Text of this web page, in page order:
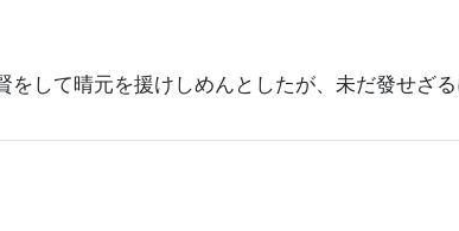
をして晴元を援けしめんとしたが、未だ發せざ